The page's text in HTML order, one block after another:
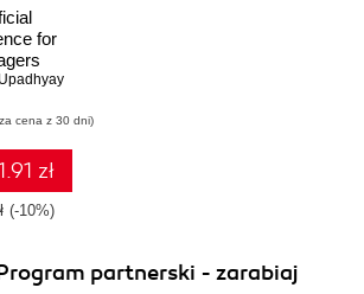
for
cena z 30 dni)
zł
(-10%)
partnerski - zarabiaj